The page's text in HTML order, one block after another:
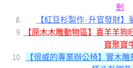
劍
【紅豆杉製作~升官發財
【原木木雕動物區】喜羊羊
寶聚寶
【很威的專業辦公椅】實木